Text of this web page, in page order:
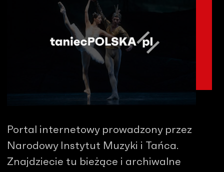
Portal internetowy prowadzony przez
Narodowy Instytut Muzyki i Tańca.
Znajdziecie tu bieżące i archiwalne